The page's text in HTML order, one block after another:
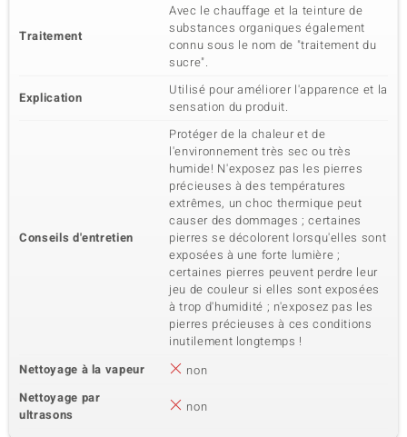
Traitement
Avec le chauffage et la teinture de
substances organiques également
connu sous le nom de "traitement du
sucre".
Explication
Utilisé pour améliorer l'apparence et la
sensation du produit.
Conseils d'entretien
Protéger de la chaleur et de
l'environnement très sec ou très
humide! N'exposez pas les pierres
précieuses à des températures
extrêmes, un choc thermique peut
causer des dommages ; certaines
pierres se décolorent lorsqu'elles sont
exposées à une forte lumière ;
certaines pierres peuvent perdre leur
jeu de couleur si elles sont exposées
à trop d'humidité ; n'exposez pas les
pierres précieuses à ces conditions
inutilement longtemps !
Nettoyage à la vapeur
non
Nettoyage par
ultrasons
non